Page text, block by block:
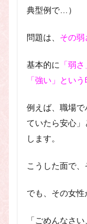
典型例で…）
問題は、 その
基本的に
「弱
「強い」とい
例えば、職場
ていたら安心
します。
こうした面で、
でも、その女性
「ごめんなさ